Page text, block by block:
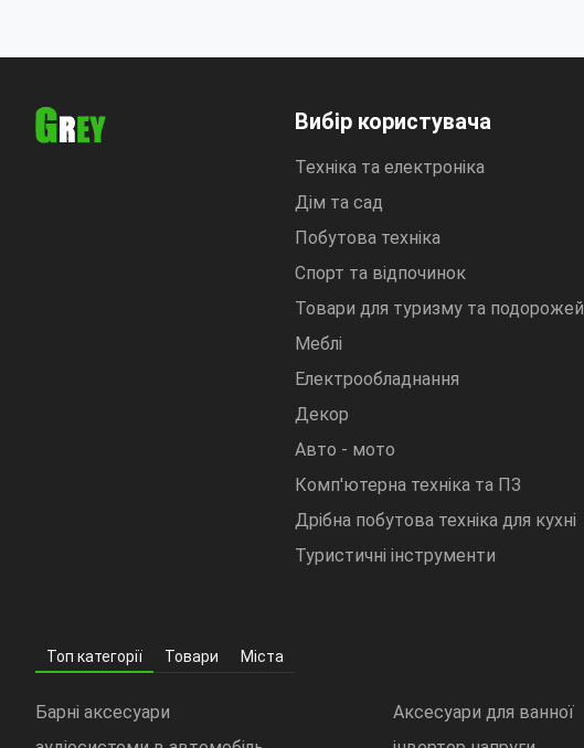
Вибір користувача
Техніка та електроніка
Дім та сад
Побутова техніка
Спорт та відпочинок
Товари для туризму та подорожей
Меблі
Електрообладнання
Декор
Авто - мото
Комп'ютерна техніка та ПЗ
Дрібна побутова техніка для кухні
Туристичні інструменти
Топ категорії Товари Міста
Барні аксесуари
Аксесуари для ванної